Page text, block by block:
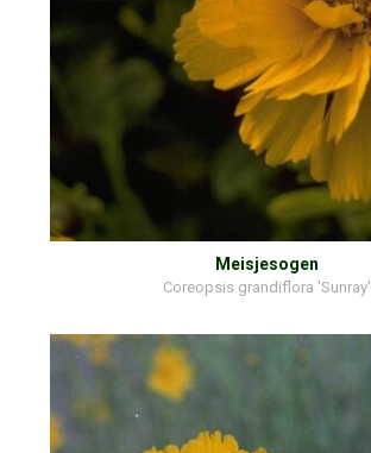
Meisjesogen
Coreopsis grandiflora 'Sunray'